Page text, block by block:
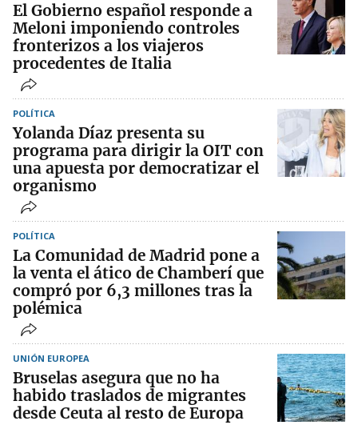
El Gobierno español responde a
Meloni imponiendo controles
fronterizos a los viajeros
procedentes de Italia
POLÍTICA
Yolanda Díaz presenta su
programa para dirigir la OIT con
una apuesta por democratizar el
organismo
POLÍTICA
La Comunidad de Madrid pone a
la venta el ático de Chamberí que
compró por 6,3 millones tras la
polémica
UNIÓN EUROPEA
Bruselas asegura que no ha
habido traslados de migrantes
desde Ceuta al resto de Europa